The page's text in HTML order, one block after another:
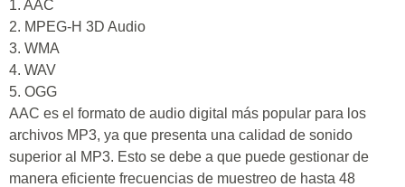
1. AAC
2. MPEG-H 3D Audio
3. WMA
4. WAV
5. OGG
AAC es el formato de audio digital más popular para los
archivos MP3, ya que presenta una calidad de sonido
superior al MP3. Esto se debe a que puede gestionar de
manera eficiente frecuencias de muestreo de hasta 48